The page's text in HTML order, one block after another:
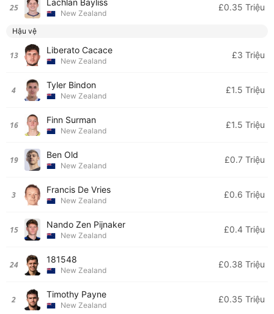
25 Lachlan Bayliss
New Zealand
£0.35 Triệu
Hậu vệ
13 Liberato Cacace
New Zealand
£3 Triệu
4 Tyler Bindon
New Zealand
£1.5 Triệu
16 Finn Surman
New Zealand
£1.5 Triệu
19 Ben Old
New Zealand
£0.7 Triệu
3 Francis De Vries
New Zealand
£0.6 Triệu
15 Nando Zen Pijnaker
New Zealand
£0.4 Triệu
24 181548
New Zealand
£0.38 Triệu
2 Timothy Payne
New Zealand
£0.35 Triệu